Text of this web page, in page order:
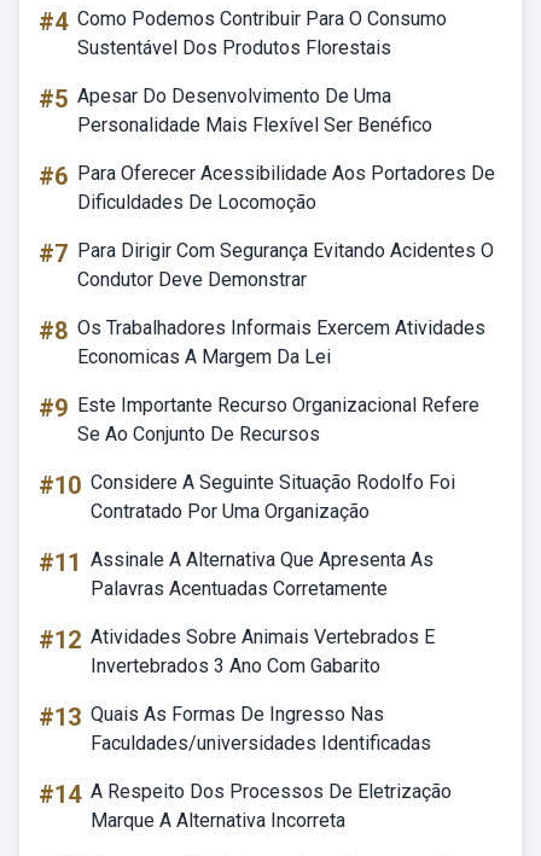
#4 Como Podemos Contribuir Para O Consumo
Sustentável Dos Produtos Florestais
#5 Apesar Do Desenvolvimento De Uma
Personalidade Mais Flexível Ser Benéfico
#6 Para Oferecer Acessibilidade Aos Portadores De
Dificuldades De Locomoção
#7 Para Dirigir Com Segurança Evitando Acidentes O
Condutor Deve Demonstrar
#8 Os Trabalhadores Informais Exercem Atividades
Economicas A Margem Da Lei
#9 Este Importante Recurso Organizacional Refere
Se Ao Conjunto De Recursos
#10 Considere A Seguinte Situação Rodolfo Foi
Contratado Por Uma Organização
#11 Assinale A Alternativa Que Apresenta As
Palavras Acentuadas Corretamente
#12 Atividades Sobre Animais Vertebrados E
Invertebrados 3 Ano Com Gabarito
#13 Quais As Formas De Ingresso Nas
Faculdades/universidades Identificadas
#14 A Respeito Dos Processos De Eletrização
Marque A Alternativa Incorreta